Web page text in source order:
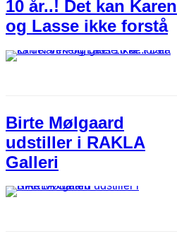
10 år..! Det kan Karen
og Lasse ikke forstå
Birte Mølgaard
udstiller i RAKLA
Galleri